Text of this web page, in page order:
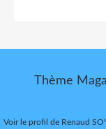
Thème
Voir le profil de Renaud